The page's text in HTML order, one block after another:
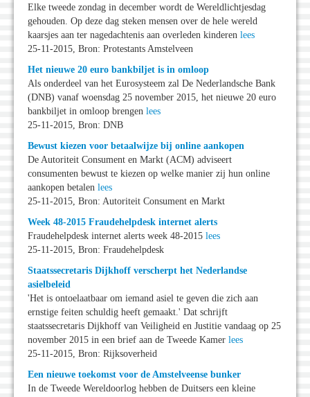
Elke tweede zondag in december wordt de Wereldlichtjesdag
gehouden. Op deze dag steken mensen over de hele wereld
kaarsjes aan ter nagedachtenis aan overleden kinderen lees
25-11-2015, Bron: Protestants Amstelveen
Het nieuwe 20 euro bankbiljet is in omloop
Als onderdeel van het Eurosysteem zal De Nederlandsche Bank
(DNB) vanaf woensdag 25 november 2015, het nieuwe 20 euro
bankbiljet in omloop brengen lees
25-11-2015, Bron: DNB
Bewust kiezen voor betaalwijze bij online aankopen
De Autoriteit Consument en Markt (ACM) adviseert
consumenten bewust te kiezen op welke manier zij hun online
aankopen betalen lees
25-11-2015, Bron: Autoriteit Consument en Markt
Week 48-2015 Fraudehelpdesk internet alerts
Fraudehelpdesk internet alerts week 48-2015 lees
25-11-2015, Bron: Fraudehelpdesk
Staatssecretaris Dijkhoff verscherpt het Nederlandse
asielbeleid
'Het is ontoelaatbaar om iemand asiel te geven die zich aan
ernstige feiten schuldig heeft gemaakt.' Dat schrijft
staatssecretaris Dijkhoff van Veiligheid en Justitie vandaag op 25
november 2015 in een brief aan de Tweede Kamer lees
25-11-2015, Bron: Rijksoverheid
Een nieuwe toekomst voor de Amstelveense bunker
In de Tweede Wereldoorlog hebben de Duitsers een kleine